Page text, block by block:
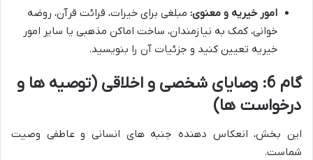
امور خیریه و معنوی: مبلغی برای خیرات، قرائت قرآن، روضه
خوانی، کمک به نیازمندان، ساخت اماکن مذهبی یا سایر امور
خیریه تعیین کنید و جزئیات آن را بنویسید.
گام 6: وصایای شخصی و اخلاقی (توصیه ها و
درخواست ها)
این بخش، انعکاس دهنده جنبه های انسانی و عاطفی وصیت
شماست.